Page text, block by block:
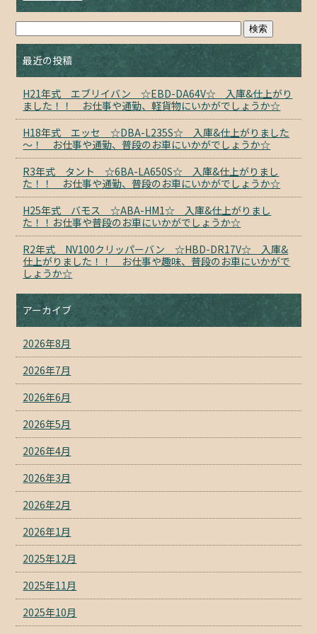
最近の投稿
H21年式 エブリイバン ☆EBD-DA64V☆ 入庫&仕上がり
ました！！ お仕事や通勤、軽貨物にいかがでしょうか☆
H18年式 エッセ ☆DBA-L235S☆ 入庫&仕上がりました
～！ お仕事や通勤、普段のお車にいかがでしょうか☆
R3年式 タント ☆6BA-LA650S☆ 入庫&仕上がりまし
た！！ お仕事や通勤、普段のお車にいかがでしょうか☆
H25年式 バモス ☆ABA-HM1☆ 入庫&仕上がりまし
た！！お仕事や普段のお車にいかがでしょうか☆
R2年式 NV100クリッパーバン ☆HBD-DR17V☆ 入庫&
仕上がりました！！ お仕事や趣味、普段のお車にいかがで
しょうか☆
アーカイブ
2026年8月
2026年7月
2026年6月
2026年5月
2026年4月
2026年3月
2026年2月
2026年1月
2025年12月
2025年11月
2025年10月